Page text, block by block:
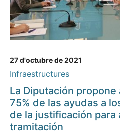
27 d'octubre de 2021
Infraestructures
La Diputación
75% de las ayudas a
de la justificación para
tramitación